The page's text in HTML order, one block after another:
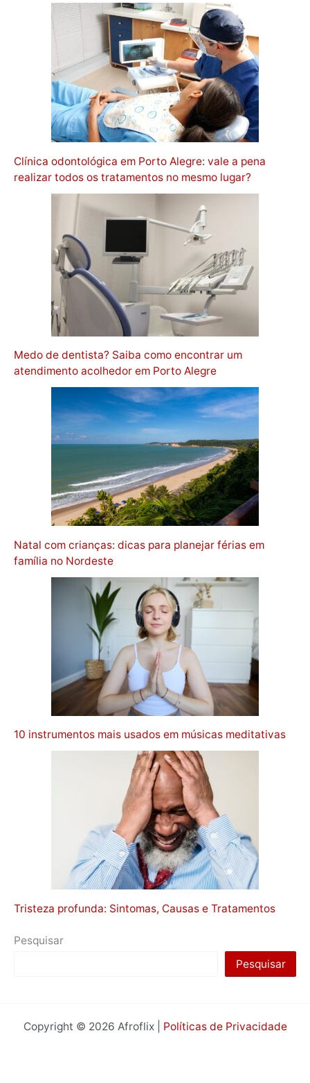
Clínica odontológica em Porto Alegre: vale a pena
realizar todos os tratamentos no mesmo lugar?
Medo de dentista? Saiba como encontrar um
atendimento acolhedor em Porto Alegre
Natal com crianças: dicas para planejar férias em
família no Nordeste
10 instrumentos mais usados em músicas meditativas
Tristeza profunda: Sintomas, Causas e Tratamentos
Pesquisar
Pesquisar
Copyright © 2026 Afroflix | Políticas de Privacidade